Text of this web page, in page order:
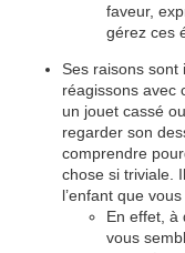
faveur,
gérez ces
Ses raisons sont
réagissons avec
un jouet cassé
regarder son
comprendre
chose si triviale.
l’enfant que
En effet, à
vous